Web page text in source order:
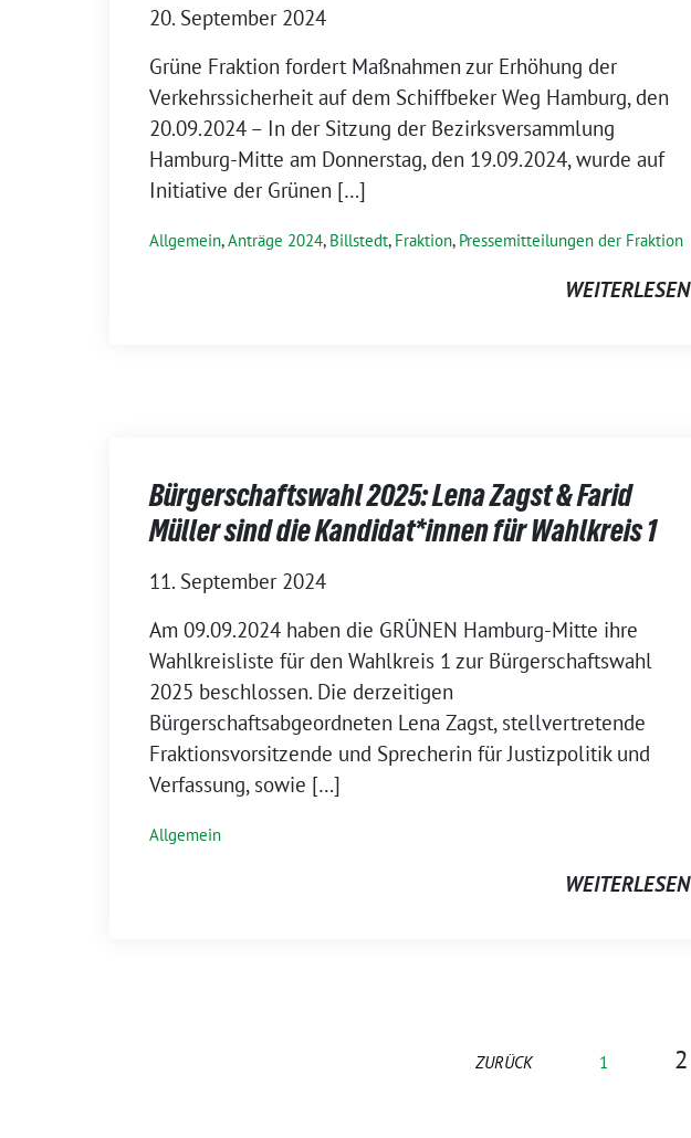
20. September 2024
Grüne Fraktion fordert Maßnahmen zur Erhöhung der
Verkehrssicherheit auf dem Schiffbeker Weg Hamburg, den
20.09.2024 – In der Sitzung der Bezirksversammlung
Hamburg-Mitte am Donnerstag, den 19.09.2024, wurde auf
Initiative der Grünen […]
Allgemein,Anträge 2024, Billstedt, Fraktion, Pressemitteilungen der Fraktion
WEITERLESEN
Bürgerschaftswahl 2025: Lena Zagst & Farid
Müller sind die Kandidat*innen für Wahlkreis 1
11. September 2024
Am 09.09.2024 haben die GRÜNEN Hamburg-Mitte ihre
Wahlkreisliste für den Wahlkreis 1 zur Bürgerschaftswahl
2025 beschlossen. Die derzeitigen
Bürgerschaftsabgeordneten Lena Zagst, stellvertretende
Fraktionsvorsitzende und Sprecherin für Justizpolitik und
Verfassung, sowie […]
Allgemein
WEITERLESEN
ZURÜCK 1 2